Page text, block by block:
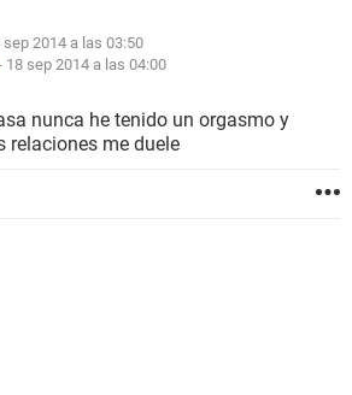
sep 2014 a las 03:50
18 sep 2014 a las 04:00
nunca he tenido un orgasmo y
relaciones me duele